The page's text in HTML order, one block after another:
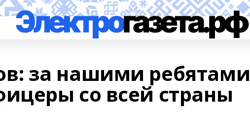
за нашими ребятами
со всей страны